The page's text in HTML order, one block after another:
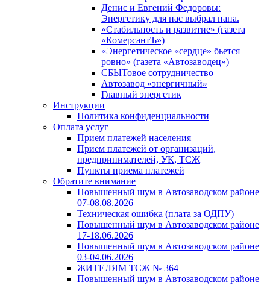
Денис и Евгений Федоровы:
Энергетику для нас выбрал папа.
«Стабильность и развитие» (газета
«КомерсантЪ»)
«Энергетическое «сердце» бьется
ровно» (газета «Автозаводец»)
СБЫТовое сотрудничество
Автозавод «энергичный»
Главный энергетик
Инструкции
Политика конфиденциальности
Оплата услуг
Прием платежей населения
Прием платежей от организаций,
предпринимателей, УК, ТСЖ
Пункты приема платежей
Обратите внимание
Повышенный шум в Автозаводском районе
07-08.08.2026
Техническая ошибка (плата за ОДПУ)
Повышенный шум в Автозаводском районе
17-18.06.2026
Повышенный шум в Автозаводском районе
03-04.06.2026
ЖИТЕЛЯМ ТСЖ № 364
Повышенный шум в Автозаводском районе